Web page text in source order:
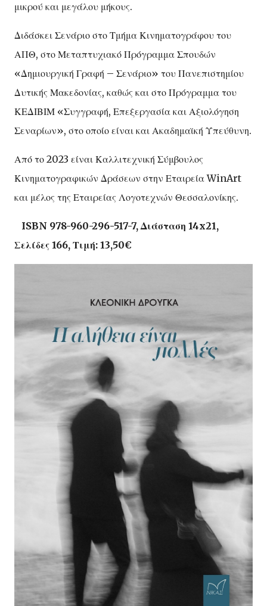
μικρού και μεγάλου μήκους.
Διδάσκει Σενάριο στο Τμήμα Κινηματογράφου του
ΑΠΘ, στο Μεταπτυχιακό Πρόγραμμα Σπουδών
«Δημιουργική Γραφή – Σενάριο» του Πανεπιστημίου
Δυτικής Μακεδονίας, καθώς και στο Πρόγραμμα του
ΚΕΔΙΒΙΜ «Συγγραφή, Επεξεργασία και Αξιολόγηση
Σεναρίων», στο οποίο είναι και Ακαδημαϊκή Υπεύθυνη.
Από το 2023 είναι Καλλιτεχνική Σύμβουλος
Κινηματογραφικών Δράσεων στην Εταιρεία WinArt
και μέλος της Εταιρείας Λογοτεχνών Θεσσαλονίκης.
ISBN 978-960-296-517-7, Διάσταση 14x21,
Σελίδες 166, Τιμή: 13,50€